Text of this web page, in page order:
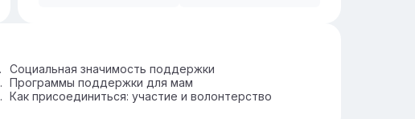
Социальная значимость поддержки
Программы поддержки для мам
Как присоединиться: участие и волонтерство